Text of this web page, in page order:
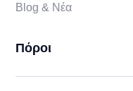
Blog & Νέα
Πόροι